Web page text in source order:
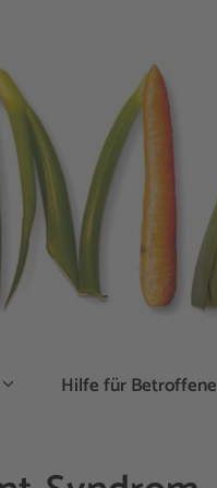
Hilfe für Betroffene